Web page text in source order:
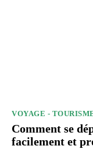
VOYAGE -
Comment se
facilement et